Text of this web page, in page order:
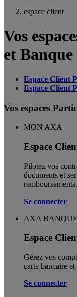
espace client
Vos
et Banque
Espace Client
Espace Client
Vos espaces
MON AXA
Espace
Pilotez vos
documents et
Se connecter
AXA BANQUE
Espace
Gérez vos
carte bancaire
Se connecter